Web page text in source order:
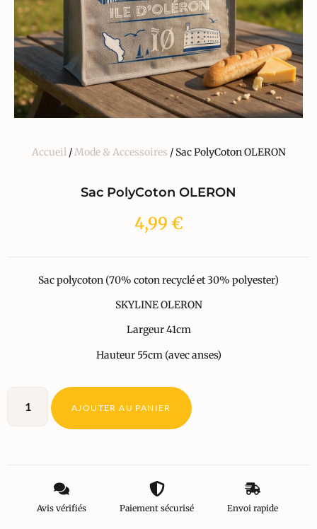
Accueil/Mode & Accessoires / Sac PolyCoton OLERON
Sac PolyCoton OLERON
4,99 €
Sac polycoton (70% coton recyclé et 30% polyester)
SKYLINE OLERON
Largeur 41cm
Hauteur 55cm (avec anses)
AJOUTER AU PANIER
Avis vérifiés Paiement sécurisé Envoi rapide